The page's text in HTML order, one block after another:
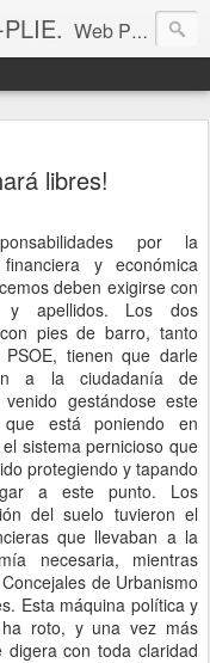
Web Projètte Lliberal Baléà (PLIB-PLIE)
libres!
por la
y económica
deben exigirse con
y apellidos. Los dos
pies de barro, tanto
PSOE, tienen que darle
a la ciudadanía de
gestándose este
que está poniendo en
sistema pernicioso que
protegiendo y tapando
a este punto. Los
del suelo tuvieron el
que llevaban a la
necesaria, mientras
de Urbanismo
Esta máquina política y
roto, y una vez más
con toda claridad